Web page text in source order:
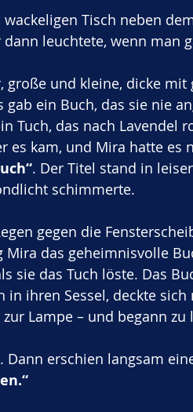
Tisch neben
leuchtete, wenn man
große und kleine, dicke
ein Buch, das sie nie
Tuch, das nach Lavendel
es kam, und Mira hatte es
. Der Titel stand in
schimmerte.
gegen die
Mira das geheimnisvolle
sie das Tuch löste. Das
in ihren Sessel, deckte
Lampe – und begann zu
Dann erschien langsam